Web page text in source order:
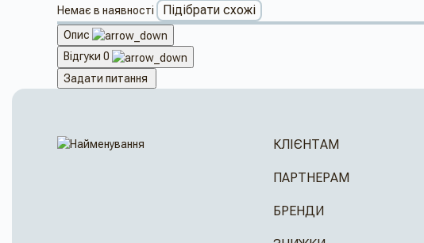
Немає в наявності Підібрати схожі
Опис
Відгуки 0
Задати питання
КЛІЄНТАМ
ПАРТНЕРАМ
БРЕНДИ